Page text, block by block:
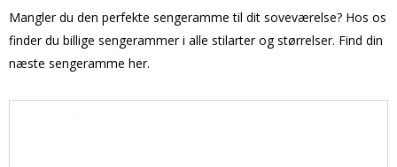
Mangler du den perfekte sengeramme til dit soveværelse? Hos os
finder du billige sengerammer i alle stilarter og størrelser. Find din
næste sengeramme her.